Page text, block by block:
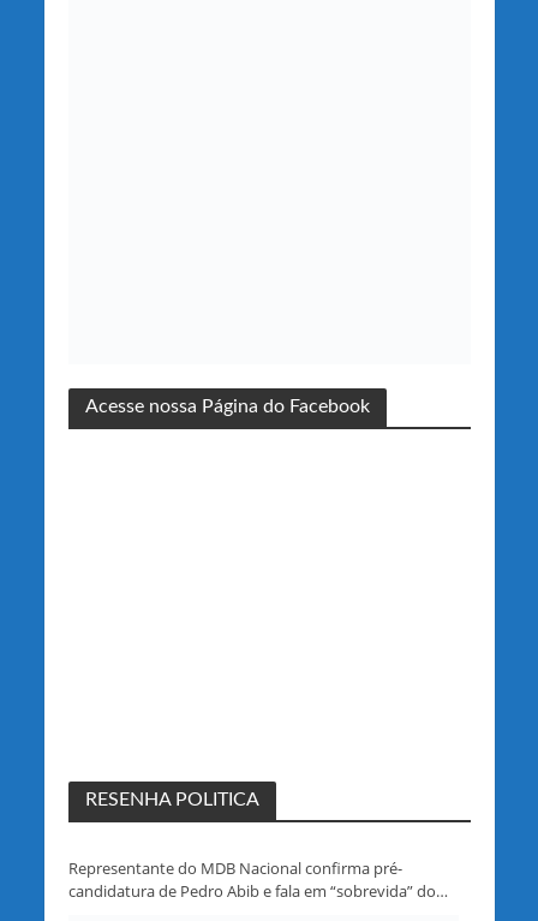
Acesse nossa Página do Facebook
RESENHA POLITICA
Representante do MDB Nacional confirma pré-
candidatura de Pedro Abib e fala em “sobrevida” do